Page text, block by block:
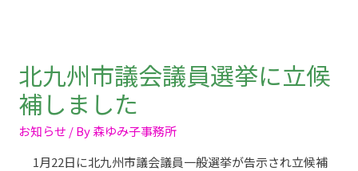
北九州市議会議員選挙に立候
補しました
お知らせ / By森ゆみ子事務所
1月22日に北九州市議会議員一般選挙が告示され立候補